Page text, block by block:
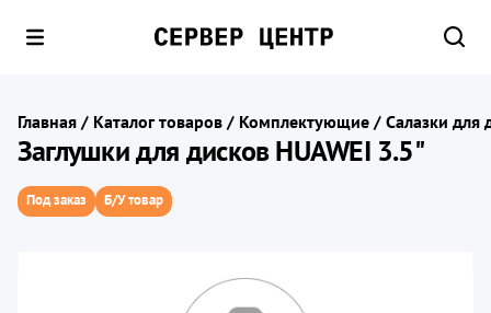
Главная / Каталог товаров / Комплектующие / Салазки для
Заглушки для дисков HUAWEI 3.5"
Под заказ Б/У товар